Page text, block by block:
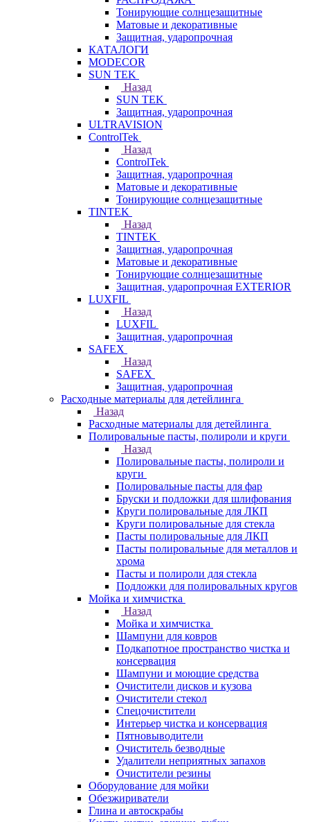
Тонирующие солнцезащитные
Матовые и декоративные
Защитная, ударопрочная
КАТАЛОГИ
MODECOR
SUN TEK
Назад
SUN TEK
Защитная, ударопрочная
ULTRAVISION
ControlTek
Назад
ControlTek
Защитная, ударопрочная
Матовые и декоративные
Тонирующие солнцезащитные
TINTEK
Назад
TINTEK
Защитная, ударопрочная
Матовые и декоративные
Тонирующие солнцезащитные
Защитная, ударопрочная EXTERIOR
LUXFIL
Назад
LUXFIL
Защитная, ударопрочная
SAFEX
Назад
SAFEX
Защитная, ударопрочная
Расходные материалы для детейлинга
Назад
Расходные материалы для детейлинга
Полировальные пасты, полироли и круги
Назад
Полировальные пасты, полироли и
круги
Полировальные пасты для фар
Бруски и подложки для шлифования
Круги полировальные для ЛКП
Круги полировальные для стекла
Пасты полировальные для ЛКП
Пасты полировальные для металлов и
хрома
Пасты и полироли для стекла
Подложки для полировальных кругов
Мойка и химчистка
Назад
Мойка и химчистка
Шампуни для ковров
Подкапотное пространство чистка и
консервация
Шампуни и моющие средства
Очистители дисков и кузова
Очистители стекол
Спецочистители
Интерьер чистка и консервация
Пятновыводители
Очиститель безводные
Удалители неприятных запахов
Очистители резины
Оборудование для мойки
Обезжириватели
Глина и автоскрабы